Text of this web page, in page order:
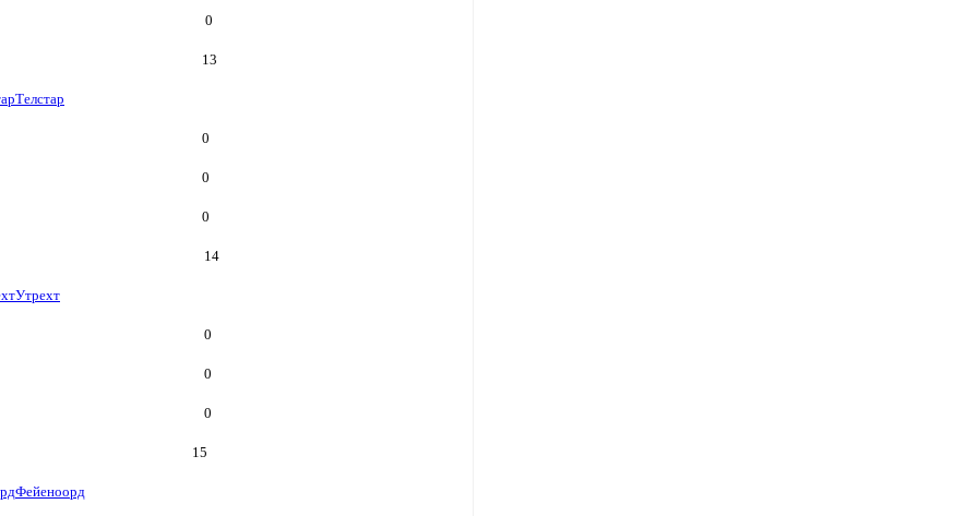
0
13
Телстар
0
0
0
14
Утрехт
0
0
0
15
Фейеноорд